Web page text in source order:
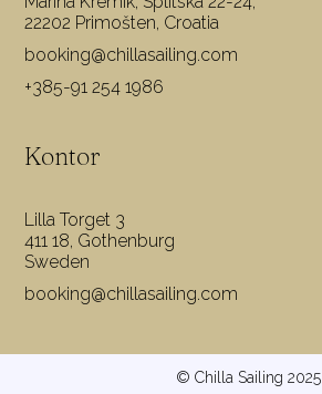
22202 Primošten, Croatia
booking@chillasailing.com
+385-91 254 1986
Kontor
Lilla Torget 3
411 18, Gothenburg
Sweden
booking@chillasailing.com
© Chilla Sailing 2025